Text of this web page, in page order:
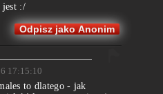
jest :/
Odpisz jako Anonim
17:15:10
to dlatego - jak